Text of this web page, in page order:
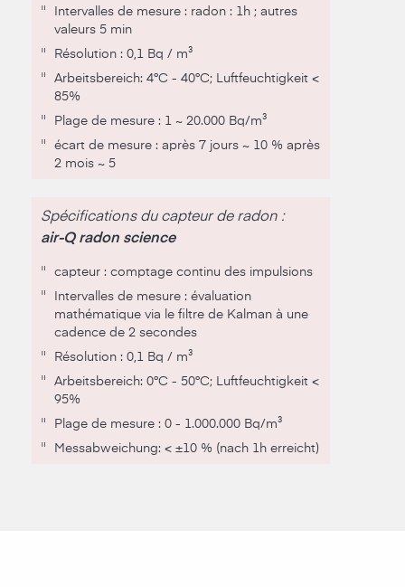
"
Intervalles de mesure : radon : 1h ; autres
valeurs 5 min
" Résolution : 0,1 Bq / m³
"
Arbeitsbereich: 4°C - 40°C; Luftfeuchtigkeit <
85%
" Plage de mesure : 1 ~ 20.000 Bq/m³
"
écart de mesure : après 7 jours ~ 10 % après
2 mois ~ 5
Spécifications du capteur de radon :
air-Q radon science
" capteur : comptage continu des impulsions
"
Intervalles de mesure : évaluation
mathématique via le filtre de Kalman à une
cadence de 2 secondes
" Résolution : 0,1 Bq / m³
"
Arbeitsbereich: 0°C - 50°C; Luftfeuchtigkeit <
95%
" Plage de mesure : 0 - 1.000.000 Bq/m³
" Messab­weichung: < ±10 % (nach 1h erreicht)